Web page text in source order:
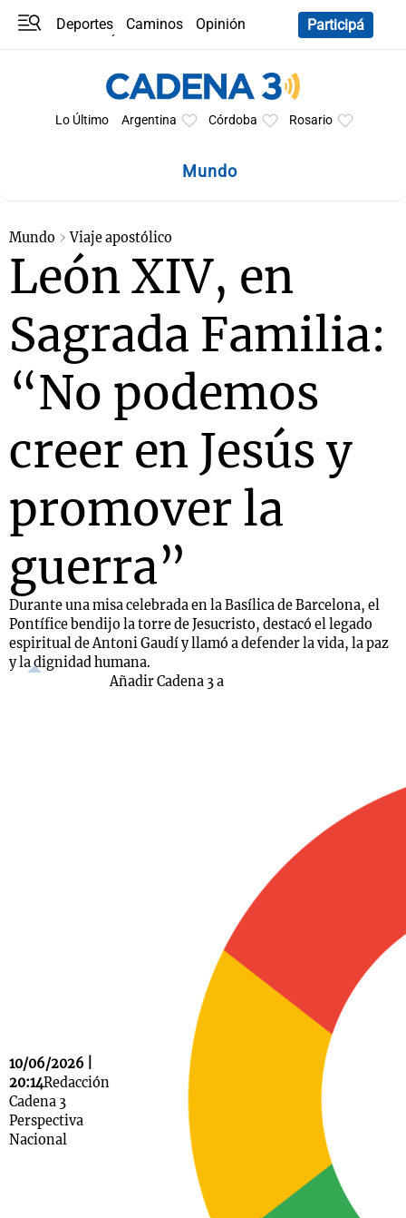
Deportes Caminos
Opinión
Participá
Lo Último Argentina Córdoba Rosario
Mundo
Mundo Viaje apostólico
León XIV, en
Sagrada Familia:
“No podemos
creer en Jesús y
promover la
guerra”
Durante una misa celebrada en la Basílica de Barcelona, el
Pontífice bendijo la torre de Jesucristo, destacó el legado
espiritual de Antoni Gaudí y llamó a defender la vida, la paz
y la dignidad humana.
10/06/2026 |
20:14Redacción
Cadena 3
Perspectiva
Nacional
Añadir Cadena 3 a